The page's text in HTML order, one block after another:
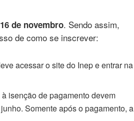
de novembro. Sendo assim,
de como se inscrever:
acessar o site do Inep e entrar na
isenção de pagamento devem
Somente após o pagamento, a